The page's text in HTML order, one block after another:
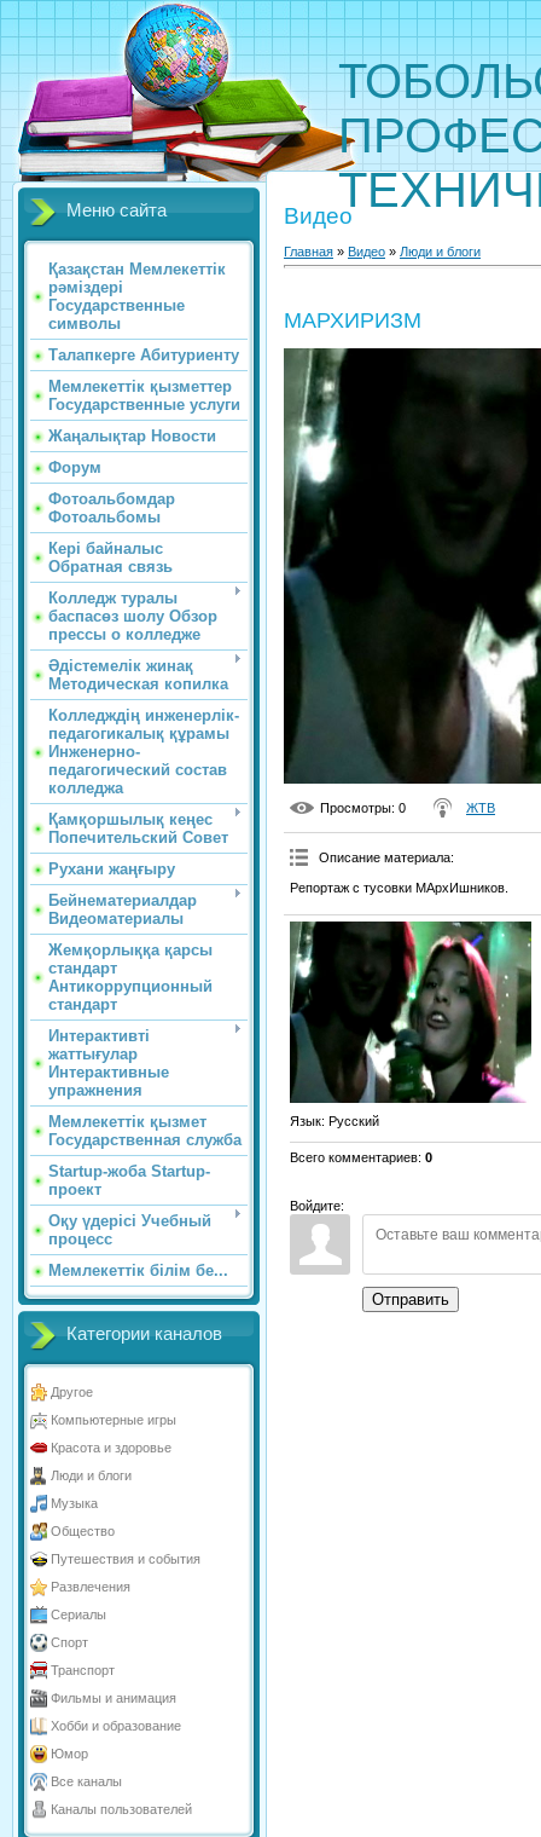
Меню сайта
Қазақстан Мемлекеттік
рәміздері
Государственные
символы
Талапкерге Абитуриенту
Мемлекеттік қызметтер
Государственные услуги
Жаңалықтар Новости
Форум
Фотоальбомдар
Фотоальбомы
Кері байналыс
Обратная связь
Колледж туралы
баспасөз шолу Обзор
прессы о колледже
Әдістемелік жинақ
Методическая копилка
Колледждің инженерлік-
педагогикалық құрамы
Инженерно-
педагогический состав
колледжа
Қамқоршылық кеңес
Попечительский Совет
Рухани жаңғыру
Бейнематериалдар
Видеоматериалы
Жемқорлыққа қарсы
стандарт
Антикоррупционный
стандарт
Интерактивті
жаттығулар
Интерактивные
упражнения
Мемлекеттік қызмет
Государственная служба
Startup-жоба Startup-
проект
Оқу үдерісі Учебный
процесс
Мемлекеттік білім бе...
Категории каналов
Другое
Компьютерные игры
Красота и здоровье
Люди и блоги
Музыка
Общество
Путешествия и события
Развлечения
Сериалы
Спорт
Транспорт
Фильмы и анимация
Хобби и образование
Юмор
Все каналы
Каналы пользователей
Видео
Главная » Видео » Люди и блоги
МАРХИРИЗМ
Просмотры: 0 ЖТВ
Описание материала:
Репортаж с тусовки МАрхИшников.
Язык: Русский
Всего комментариев: 0
Войдите:
Отправить